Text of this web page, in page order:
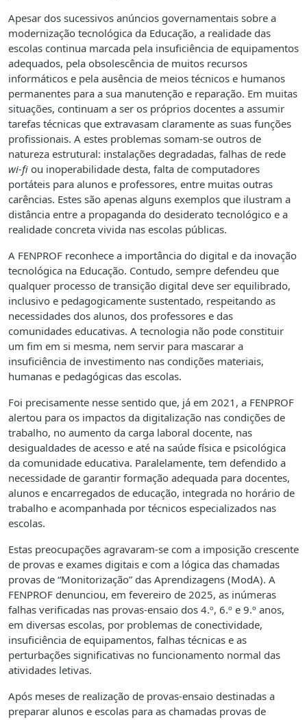
Apesar dos sucessivos anúncios governamentais sobre a
modernização tecnológica da Educação, a realidade das
escolas continua marcada pela insuficiência de equipamentos
adequados, pela obsolescência de muitos recursos
informáticos e pela ausência de meios técnicos e humanos
permanentes para a sua manutenção e reparação. Em muitas
situações, continuam a ser os próprios docentes a assumir
tarefas técnicas que extravasam claramente as suas funções
profissionais. A estes problemas somam-se outros de
natureza estrutural: instalações degradadas, falhas de rede
wi-fi ou inoperabilidade desta, falta de computadores
portáteis para alunos e professores, entre muitas outras
carências. Estes são apenas alguns exemplos que ilustram a
distância entre a propaganda do desiderato tecnológico e a
realidade concreta vivida nas escolas públicas.
A FENPROF reconhece a importância do digital e da inovação
tecnológica na Educação. Contudo, sempre defendeu que
qualquer processo de transição digital deve ser equilibrado,
inclusivo e pedagogicamente sustentado, respeitando as
necessidades dos alunos, dos professores e das
comunidades educativas. A tecnologia não pode constituir
um fim em si mesma, nem servir para mascarar a
insuficiência de investimento nas condições materiais,
humanas e pedagógicas das escolas.
Foi precisamente nesse sentido que, já em 2021, a FENPROF
alertou para os impactos da digitalização nas condições de
trabalho, no aumento da carga laboral docente, nas
desigualdades de acesso e até na saúde física e psicológica
da comunidade educativa. Paralelamente, tem defendido a
necessidade de garantir formação adequada para docentes,
alunos e encarregados de educação, integrada no horário de
trabalho e acompanhada por técnicos especializados nas
escolas.
Estas preocupações agravaram-se com a imposição crescente
de provas e exames digitais e com a lógica das chamadas
provas de “Monitorização” das Aprendizagens (ModA). A
FENPROF denunciou, em fevereiro de 2025, as inúmeras
falhas verificadas nas provas-ensaio dos 4.º, 6.º e 9.º anos,
em diversas escolas, por problemas de conectividade,
insuficiência de equipamentos, falhas técnicas e as
perturbações significativas no funcionamento normal das
atividades letivas.
Após meses de realização de provas-ensaio destinadas a
preparar alunos e escolas para as chamadas provas de